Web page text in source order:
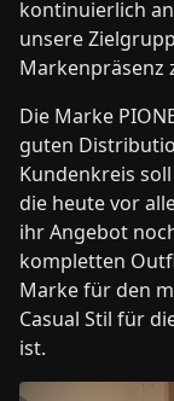
kontinuierlich
unsere
Markenpräsenz
Die Marke
guten
Kundenkreis
die heute vor
ihr Angebot
kompletten
Marke für den
Casual Stil für
ist.